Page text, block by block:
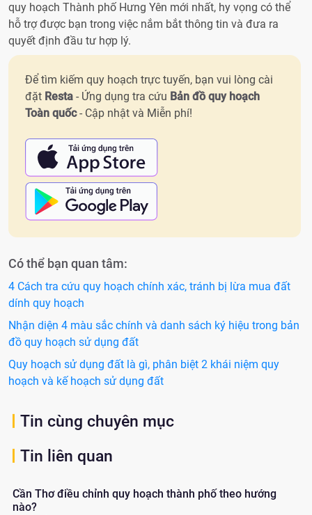
quy hoạch Thành phố Hưng Yên mới nhất, hy vọng có thể
hỗ trợ được bạn trong việc nắm bắt thông tin và đưa ra
quyết định đầu tư hợp lý.
Để tìm kiếm quy hoạch trực tuyến, bạn vui lòng cài
đặt Resta - Ứng dụng tra cứu Bản đồ quy hoạch
Toàn quốc- Cập nhật và Miễn phí!
Có thể bạn quan tâm:
4 Cách tra cứu quy hoạch chính xác, tránh bị lừa mua đất
dính quy hoạch
Nhận diện 4 màu sắc chính và danh sách ký hiệu trong bản
đồ quy hoạch sử dụng đất
Quy hoạch sử dụng đất là gì, phân biệt 2 khái niệm quy
hoạch và kế hoạch sử dụng đất
Tin cùng chuyên mục
Tin liên quan
Cần Thơ điều chỉnh quy hoạch thành phố theo hướng
nào?